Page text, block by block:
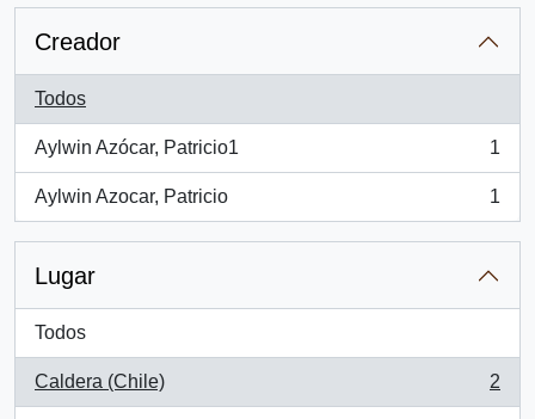
Creador
Todos
Aylwin Azócar, Patricio1
, 1 resultados
1
Aylwin Azocar, Patricio
, 1 resultados
1
Lugar
Todos
Caldera (Chile)
, 2 resultados
2